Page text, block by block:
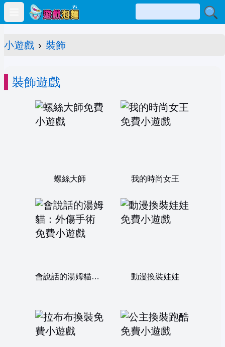
Open main menu
小遊戲 › 裝飾
裝飾遊戲
螺絲大師 我的時尚女王
會說話的湯姆貓：外傷手術 動漫換裝娃娃